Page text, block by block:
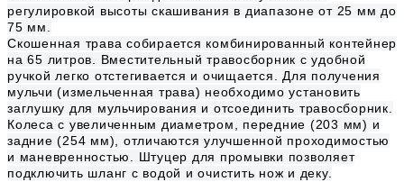
регулировкой высоты скашивания в диапазоне от 25 мм до
75 мм.
Скошенная трава собирается комбинированный контейнер
на 65 литров. Вместительный травосборник с удобной
ручкой легко отстегивается и очищается. Для получения
мульчи (измельченная трава) необходимо установить
заглушку для мульчирования и отсоединить травосборник.
Колеса с увеличенным диаметром, передние (203 мм) и
задние (254 мм), отличаются улучшенной проходимостью
и маневренностью. Штуцер для промывки позволяет
подключить шланг с водой и очистить нож и деку.